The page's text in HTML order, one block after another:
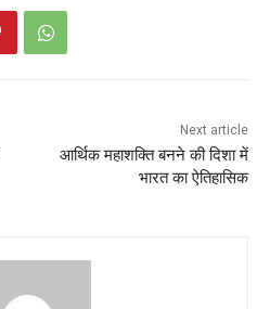
Next article
आर्थिक महाशक्ति बनने की दिशा में
भारत का ऐतिहासिक